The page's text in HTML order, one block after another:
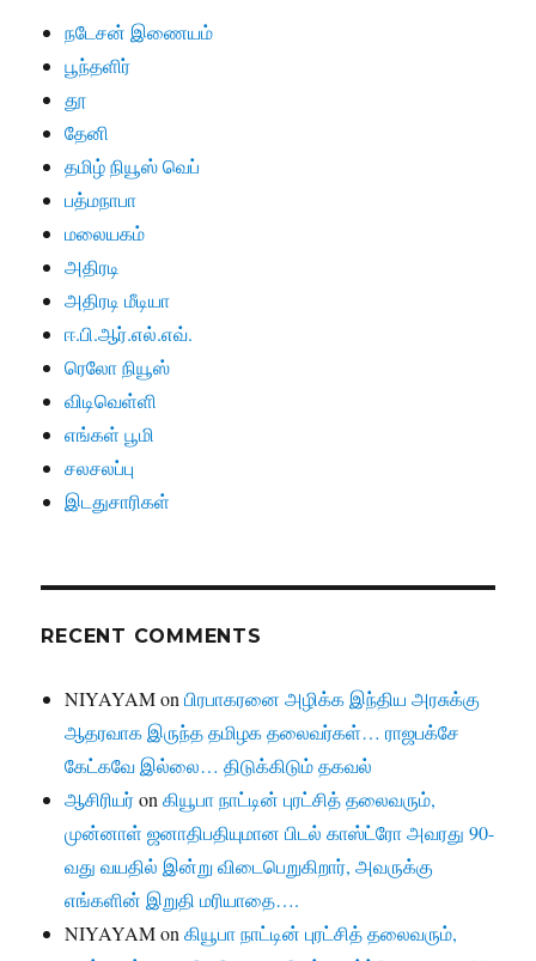
நடேசன் இணையம்
பூந்தளிர்
தூ
தேனி
தமிழ் நியூஸ் வெப்
பத்மநாபா
மலையகம்
அதிரடி
அதிரடி மீடியா
ஈ.பி.ஆர்.எல்.எவ்.
ரெலோ நியூஸ்
விடிவெள்ளி
எங்கள் பூமி
சலசலப்பு
இடதுசாரிகள்
RECENT COMMENTS
NIYAYAMonபிரபாகரனை அழிக்க இந்திய அரசுக்கு
ஆதரவாக இருந்த தமிழக தலைவர்கள்… ராஜபக்சே
கேட்கவே இல்லை… திடுக்கிடும் தகவல்
ஆசிரியர்onகியூபா நாட்டின் புரட்சித் தலைவரும்,
முன்னாள் ஜனாதிபதியுமான பிடல் காஸ்ட்ரோ அவரது 90-
வது வயதில் இன்று விடைபெறுகிறார், அவருக்கு
எங்களின் இறுதி மரியாதை….
NIYAYAMonகியூபா நாட்டின் புரட்சித் தலைவரும்,